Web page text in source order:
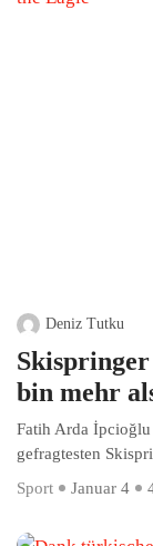
Deniz Tutku
bin mehr
Fatih Arda
gefragtesten
Sport
Januar 4